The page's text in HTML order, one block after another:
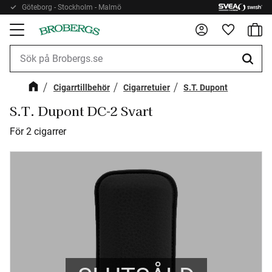
Meny
Göteborg - Stockholm - Malmö
Cigarrtillbehör Cigarretuier S.T. Dupont
S.T. Dupont DC-2 Svart
För 2 cigarrer